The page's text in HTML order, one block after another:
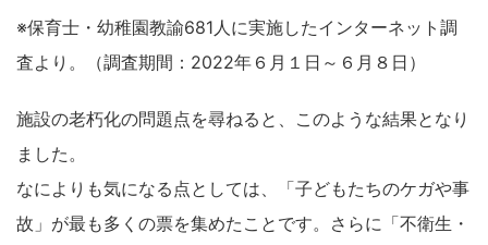
※保育士・幼稚園教諭681人に実施したインターネット調
査より。（調査期間：2022年６月１日～６月８日）
施設の老朽化の問題点を尋ねると、このような結果となり
ました。
なによりも気になる点としては、「子どもたちのケガや事
故」が最も多くの票を集めたことです。さらに「不衛生・